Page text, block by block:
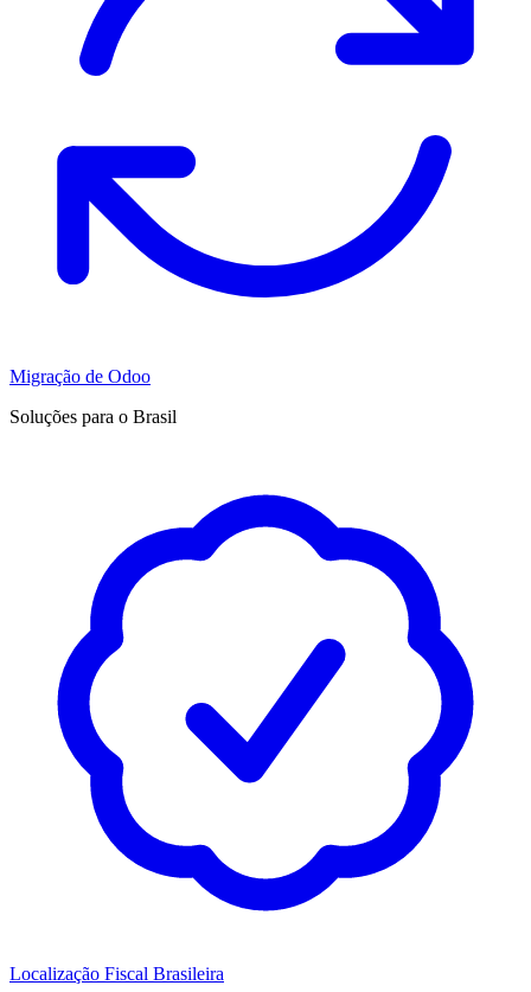
Migração de Odoo
Soluções para o Brasil
Localização Fiscal Brasileira